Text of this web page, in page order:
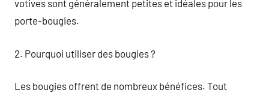
votives sont généralement petites et idéales pour les
porte-bougies.
2. Pourquoi utiliser des bougies ?
Les bougies offrent de nombreux bénéfices. Tout